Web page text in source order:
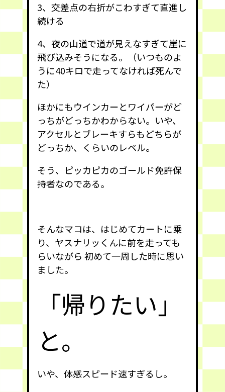
3、交差点の右折がこわすぎて直進し
続ける
4、夜の山道で道が見えなすぎて崖に
飛び込みそうになる。（いつものよ
うに40キロで走ってなければ死んで
た）
ほかにもウインカーとワイパーがど
っちがどっちかわからない。いや、
アクセルとブレーキすらもどちらが
どっちか、くらいのレベル。
そう、ピッカピカのゴールド免許保
持者なのである。
そんなマコは、はじめてカートに乗
り、ヤスナリッくんに前を走っても
らいながら 初めて一周した時に思い
ました。
「帰りたい」
と。
いや、体感スピード速すぎるし。